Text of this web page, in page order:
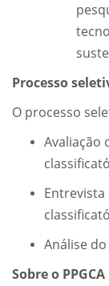
Processo
O processo
Avaliação
Análise
Sobre o PPGCA